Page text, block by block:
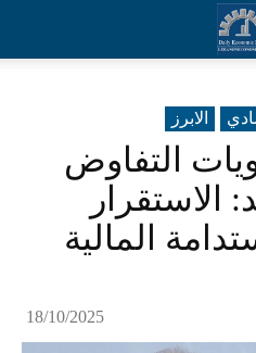
الابرز
التفاوض
الاستقرار
المالية
18/10/2025